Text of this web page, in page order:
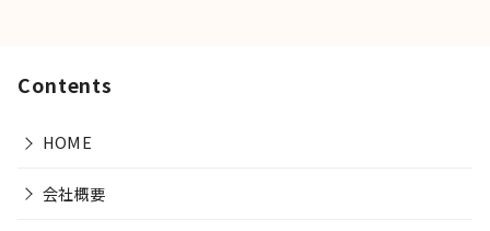
Contents
HOME
会社概要